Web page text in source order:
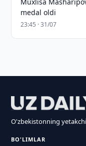
medal oldi
23:45 · 31/07
O'zbekistonning
BO'LIMLAR